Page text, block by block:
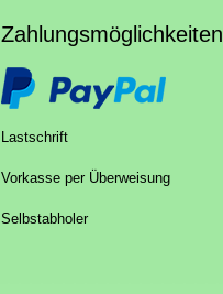
Zahlungsmöglichkeiten
Lastschrift
Vorkasse per Überweisung
Selbstabholer